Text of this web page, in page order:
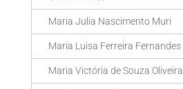
Maria Julia Nascimento Muri
Maria Luisa Ferreira Fernandes
Maria Victória de Souza Oliveira